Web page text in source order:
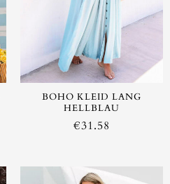
BOHO KLEID LANG
HELLBLAU
€31.58